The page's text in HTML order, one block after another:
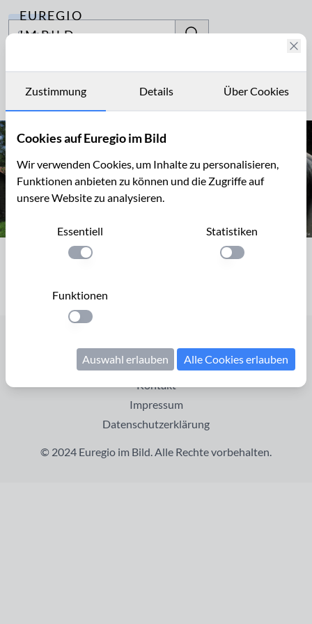
EUREGIO
IM BILD
Archiv
Kontakt
Archiv
Startseite
Cookies verwalten
Kontakt
Impressum
Datenschutzerklärung
© 2024 Euregio im Bild. Alle Rechte vorbehalten.
Zustimmung Details Über Cookies
Cookies auf Euregio im Bild
Wir verwenden Cookies, um Inhalte zu personalisieren,
Funktionen anbieten zu können und die Zugriffe auf
unsere Website zu analysieren.
Essentiell
Einstellung anwenden
Statistiken
Einstellung
Funktionen
Einstellung anwenden
Auswahl erlauben Alle Cookies erlauben